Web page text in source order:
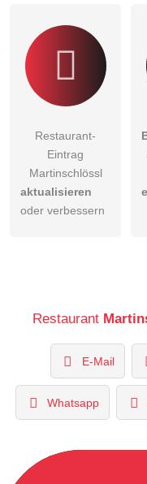
Restaurant-
Eintrag
Martinschlössl
aktualisieren
oder verbessern
Restaurant
E-Mail
Whatsapp